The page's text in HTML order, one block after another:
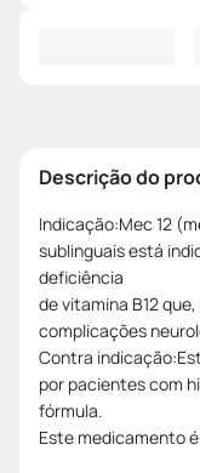
Descrição do
Indicação:Mec 12
sublinguais está
deficiência
de vitamina B12
complicações
Contra
por pacientes com
fórmula.
Este medicamento